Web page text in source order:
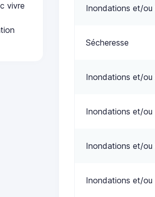
vivre
Inondations et/ou
Sécheresse
Inondations et/ou
Inondations et/ou
Inondations et/ou
Inondations et/ou